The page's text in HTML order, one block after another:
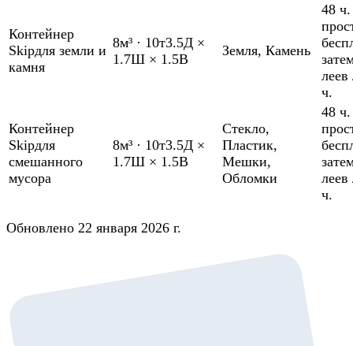
Контейнер
Skipдля земли и
камня
8м³ · 10т3.5Д ×
1.7Ш × 1.5В
Земля, Камень
48 ч.
леев
ч.
Контейнер
Skipдля
смешанного
мусора
8м³ · 10т3.5Д ×
1.7Ш × 1.5В
Стекло,
Пластик,
Мешки,
Обломки
48 ч.
леев
ч.
Обновлено 22 января 2026 г.